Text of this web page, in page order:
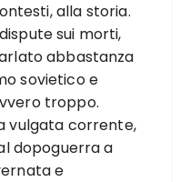
alla storia.
sui morti,
abbastanza
sovietico e
troppo.
vulgata corrente,
dopoguerra a
e